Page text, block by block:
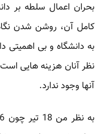
بحران اعمال سلطه بر
کامل آن، روشن شدن
به دانشگاه و بی اهمیتی
نظر آنان هزینه هایی
آنها وجود ندارد.